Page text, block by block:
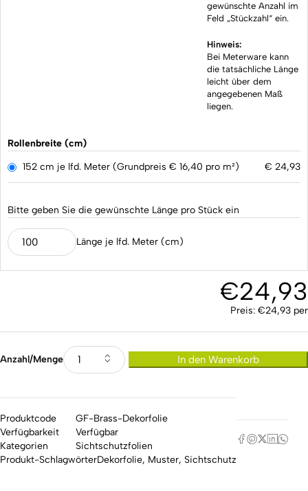
gewünschte Anzahl im
Feld „Stückzahl“ ein.
Hinweis:
Bei Meterware kann
die tatsächliche Länge
leicht über dem
angegebenen Maß
liegen.
Rollenbreite (cm)
152 cm je lfd. Meter (Grundpreis € 16,40 pro m²)
€ 24,93
Bitte geben Sie die gewünschte Länge pro Stück ein
Länge je lfd. Meter (cm)
€24,93
Preis: €24,93 per
Anzahl/Menge In den Warenkorb
Produktcode
GF-Brass-Dekorfolie
Verfügbarkeit
Verfügbar
Kategorien
Sichtschutzfolien
Produkt-SchlagwörterDekorfolie, Muster, Sichtschutz